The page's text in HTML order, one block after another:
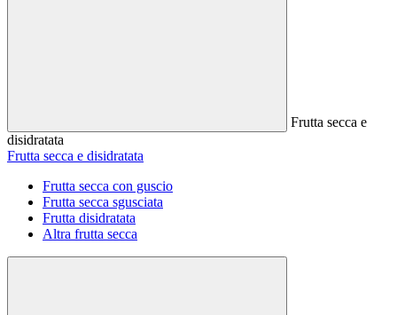
Frutta secca e
disidratata
Frutta secca e disidratata
Frutta secca con guscio
Frutta secca sgusciata
Frutta disidratata
Altra frutta secca